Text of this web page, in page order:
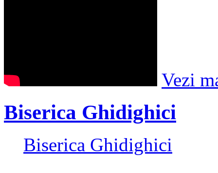
Vezi
Biserica Ghidighici
Biserica Ghidighici